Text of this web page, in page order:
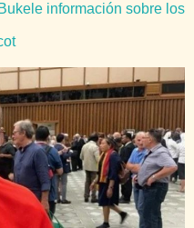
información sobre los